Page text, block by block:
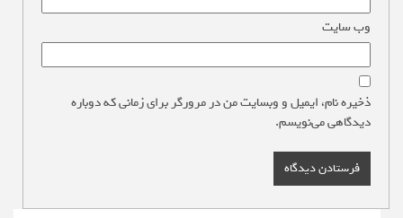
وب‌ سایت
ذخیره نام، ایمیل و وبسایت من در مرورگر برای زمانی که دوباره
دیدگاهی می‌نویسم.